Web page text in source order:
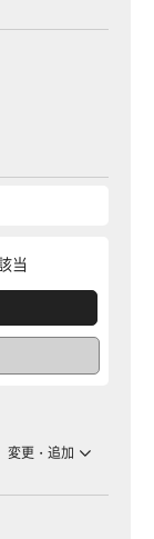
当
変更・追加